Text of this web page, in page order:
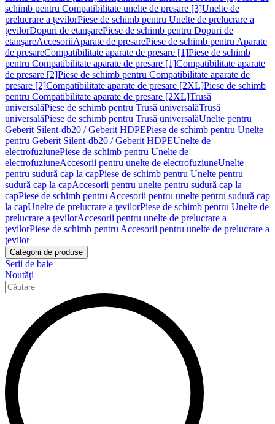
schimb pentru Compatibilitate unelte de presare [3]Unelte de
prelucrare a ţevilorPiese de schimb pentru Unelte de prelucrare a
ţevilorDopuri de etanşarePiese de schimb pentru Dopuri de
etanşareAccesoriiAparate de presarePiese de schimb pentru Aparate
de presareCompatibilitate aparate de presare [1]Piese de schimb
pentru Compatibilitate aparate de presare [1]Compatibilitate aparate
de presare [2]Piese de schimb pentru Compatibilitate aparate de
presare [2]Compatibilitate aparate de presare [2XL]Piese de schimb
pentru Compatibilitate aparate de presare [2XL]Trusă
universalăPiese de schimb pentru Trusă universalăTrusă
universalăPiese de schimb pentru Trusă universalăUnelte pentru
Geberit Silent-db20 / Geberit HDPEPiese de schimb pentru Unelte
pentru Geberit Silent-db20 / Geberit HDPEUnelte de
electrofuziunePiese de schimb pentru Unelte de
electrofuziuneAccesorii pentru unelte de electrofuziuneUnelte
pentru sudură cap la capPiese de schimb pentru Unelte pentru
sudură cap la capAccesorii pentru unelte pentru sudură cap la
capPiese de schimb pentru Accesorii pentru unelte pentru sudură cap
la capUnelte de prelucrare a ţevilorPiese de schimb pentru Unelte de
prelucrare a ţevilorAccesorii pentru unelte de prelucrare a
ţevilorPiese de schimb pentru Accesorii pentru unelte de prelucrare a
ţevilor
Categorii de produse
Serii de baie
Noutăţi